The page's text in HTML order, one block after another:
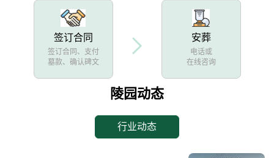
签订合同
签订合同、支付
墓款、确认碑文
安葬
电话或
在线咨询
陵园动态
行业动态